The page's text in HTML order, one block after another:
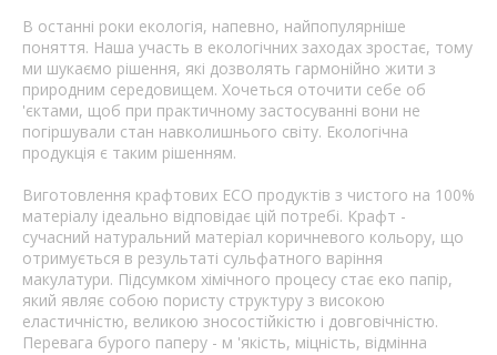
В останні роки екологія, напевно, найпопулярніше
поняття. Наша участь в екологічних заходах зростає, тому
ми шукаємо рішення, які дозволять гармонійно жити з
природним середовищем. Хочеться оточити себе об
'єктами, щоб при практичному застосуванні вони не
погіршували стан навколишнього світу. Екологічна
продукція є таким рішенням.
Виготовлення крафтових ECO продуктів з чистого на 100%
матеріалу ідеально відповідає цій потребі. Крафт -
сучасний натуральний матеріал коричневого кольору, що
отримується в результаті сульфатного варіння
макулатури. Підсумком хімічного процесу стає еко папір,
який являє собою пористу структуру з високою
еластичністю, великою зносостійкістю і довговічністю.
Перевага бурого паперу - м 'якість, міцність, відмінна